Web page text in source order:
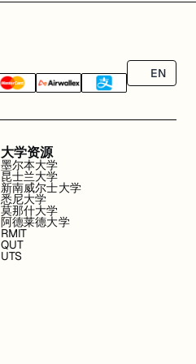
EN
大学资源
墨尔本大学
昆士兰大学
新南威尔士大学
悉尼大学
莫那什大学
阿德莱德大学
RMIT
QUT
UTS